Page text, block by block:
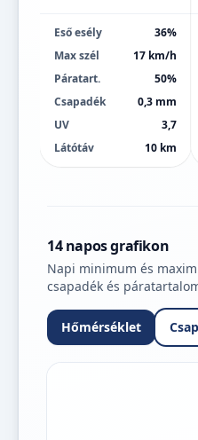
Eső esély
36%
Max szél
17 km/h
Páratart.
50%
Csapadék
0,3 mm
UV
3,7
Látótáv
10 km
14 napos grafikon
Napi minimum és
csapadék és
Hőmérséklet